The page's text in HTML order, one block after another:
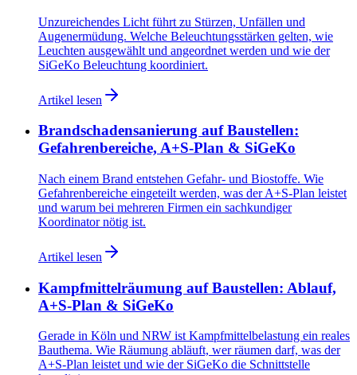
Unzureichendes Licht führt zu Stürzen, Unfällen und
Augenermüdung. Welche Beleuchtungsstärken gelten, wie
Leuchten ausgewählt und angeordnet werden und wie der
SiGeKo Beleuchtung koordiniert.
Artikel lesen
Brandschadensanierung auf Baustellen:
Gefahrenbereiche, A+S-Plan & SiGeKo
Nach einem Brand entstehen Gefahr- und Biostoffe. Wie
Gefahrenbereiche eingeteilt werden, was der A+S-Plan leistet
und warum bei mehreren Firmen ein sachkundiger
Koordinator nötig ist.
Artikel lesen
Kampfmittelräumung auf Baustellen: Ablauf,
A+S-Plan & SiGeKo
Gerade in Köln und NRW ist Kampfmittelbelastung ein reales
Bauthema. Wie Räumung abläuft, wer räumen darf, was der
A+S-Plan leistet und wie der SiGeKo die Schnittstelle